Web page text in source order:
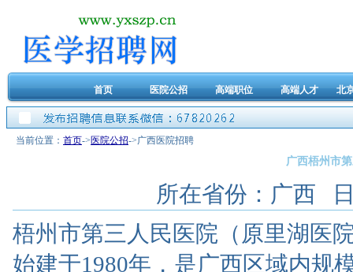
首页 医院公招 高端职位 高端人才 北
当前位置： 首页-> 医院公招->广西医院招聘
广西梧州市
所在省份：广西
梧州市第三人民医院（原里湖医
始建于1980年，是广西区域内规